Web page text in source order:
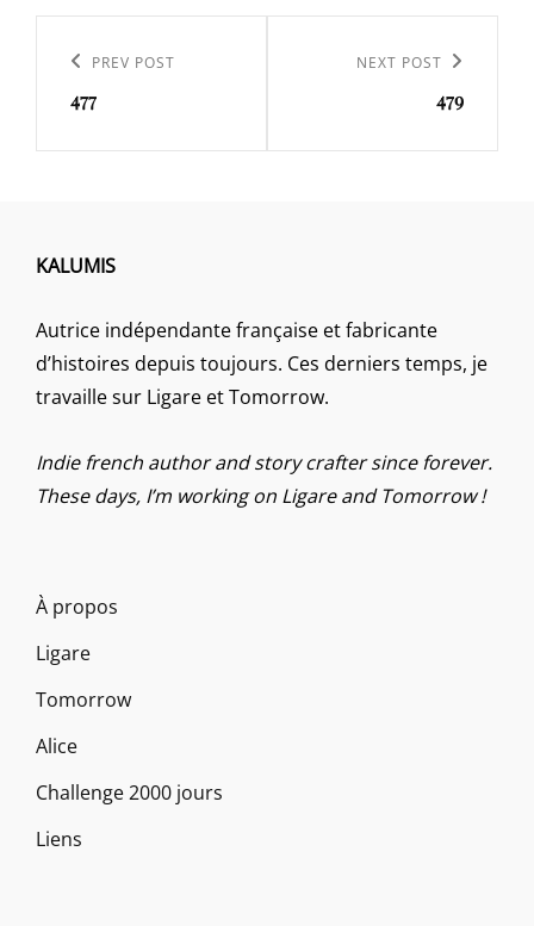
l’article
Previous
Post
PREV POST
477
NEXT POST
479
KALUMIS
Autrice indépendante française et fabricante
d’histoires depuis toujours. Ces derniers temps, je
travaille sur Ligare et Tomorrow.
Indie french author and story crafter since forever.
These days, I’m working on Ligare and Tomorrow !
À propos
Ligare
Tomorrow
Alice
Challenge 2000 jours
Liens